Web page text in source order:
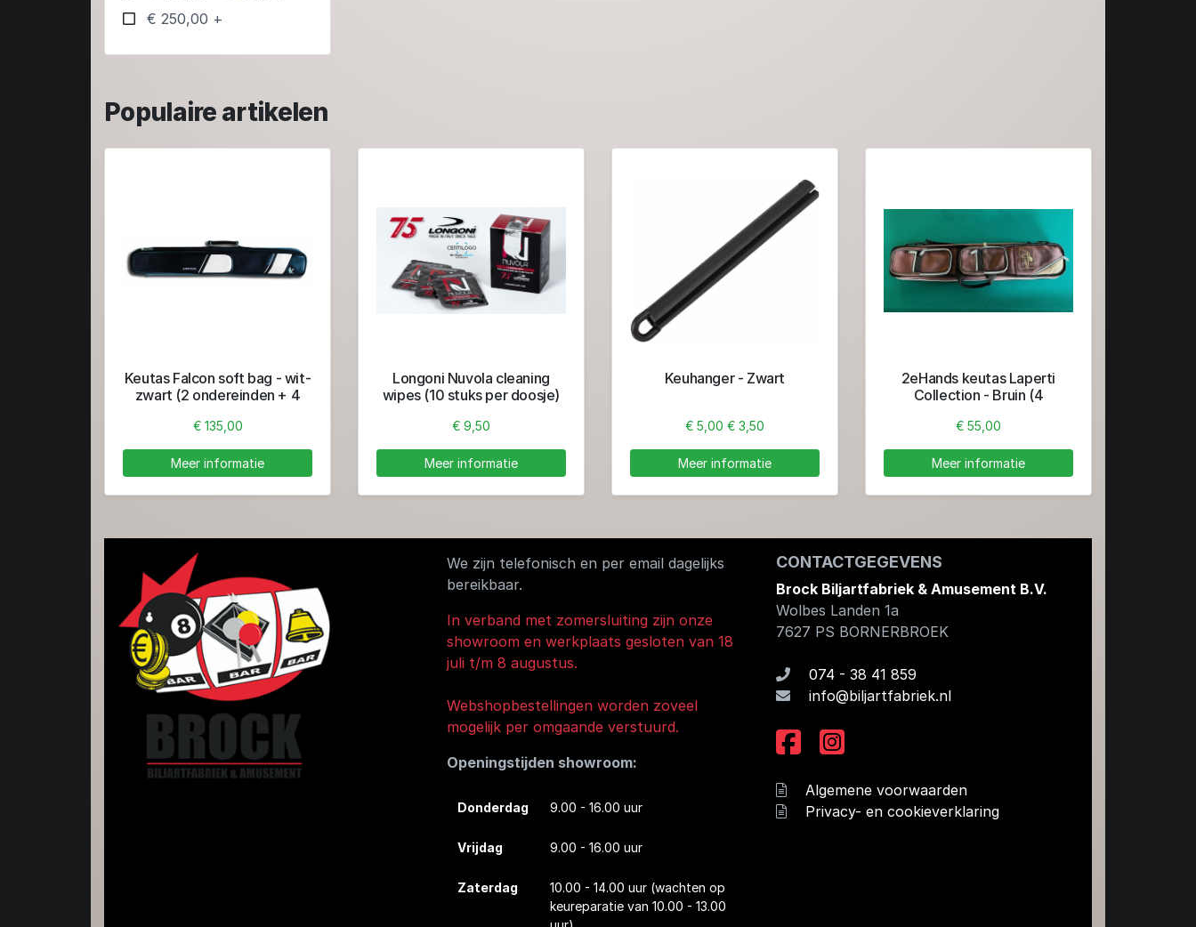
€ 250,00 +
Populaire artikelen
Keutas Falcon soft bag - wit-
zwart (2 ondereinden + 4
€ 135,00
Meer informatie
Longoni Nuvola cleaning
wipes (10 stuks per doosje)
€ 9,50
Meer informatie
Keuhanger - Zwart
€ 5,00 € 3,50
Meer informatie
2eHands keutas Laperti
Collection - Bruin (4
€ 55,00
Meer informatie
We zijn telefonisch en per email dagelijks
bereikbaar.
In verband met zomersluiting zijn onze
showroom en werkplaats gesloten van 18
juli t/m 8 augustus.
Webshopbestellingen worden zoveel
mogelijk per omgaande verstuurd.
Openingstijden showroom:
Donderdag 9.00 - 16.00 uur
Vrijdag 9.00 - 16.00 uur
Zaterdag 10.00 - 14.00 uur (wachten op
keureparatie van 10.00 - 13.00
CONTACTGEGEVENS
Brock Biljartfabriek & Amusement B.V.
Wolbes Landen 1a
7627 PS BORNERBROEK
074 - 38 41 859
info@biljartfabriek.nl
Algemene voorwaarden
Privacy- en cookieverklaring